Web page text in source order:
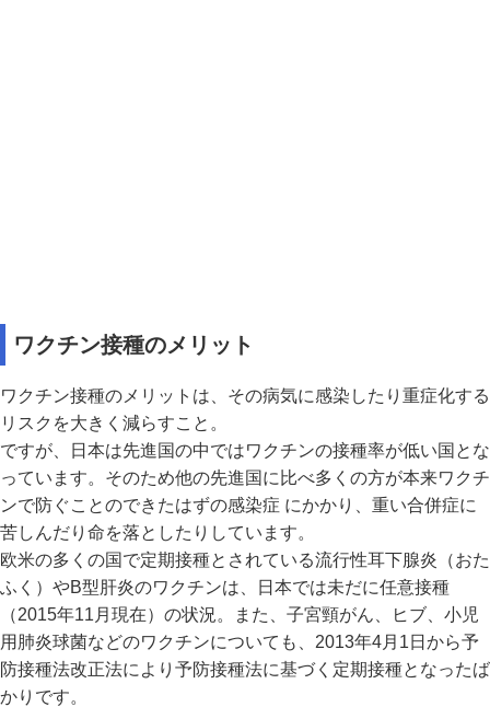
ワクチン接種のメリット
ワクチン接種のメリットは、その病気に感染したり重症化する
リスクを大きく減らすこと。
ですが、日本は先進国の中ではワクチンの接種率が低い国とな
っています。そのため他の先進国に比べ多くの方が本来ワクチ
ンで防ぐことのできたはずの感染症 にかかり、重い合併症に
苦しんだり命を落としたりしています。
欧米の多くの国で定期接種とされている流行性耳下腺炎（おた
ふく）やB型肝炎のワクチンは、日本では未だに任意接種
（2015年11月現在）の状況。また、子宮頸がん、ヒブ、小児
用肺炎球菌などのワクチンについても、2013年4月1日から予
防接種法改正法により予防接種法に基づく定期接種となったば
かりです。